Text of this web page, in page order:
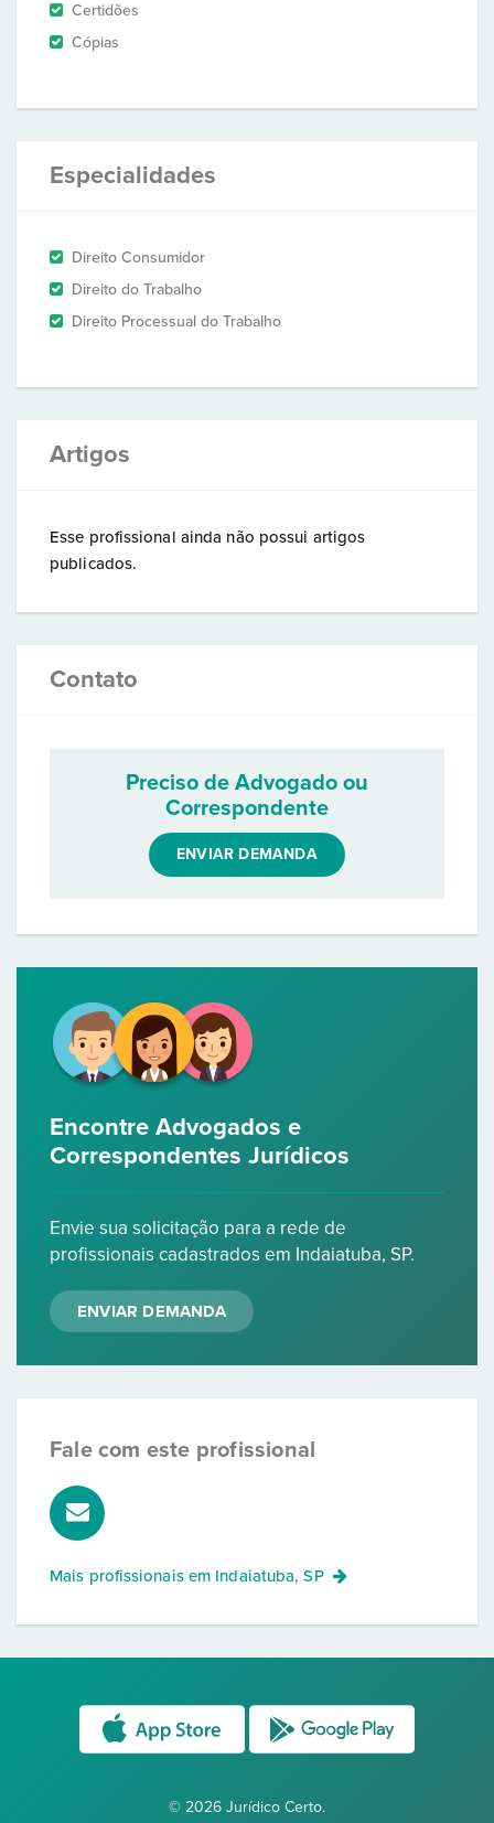
Certidões
Cópias
Especialidades
Direito Consumidor
Direito do Trabalho
Direito Processual do Trabalho
Artigos
Esse profissional ainda não possui artigos
publicados.
Contato
Preciso de Advogado ou
Correspondente
ENVIAR DEMANDA
Encontre Advogados e
Correspondentes Jurídicos
Envie sua solicitação para a rede de
profissionais cadastrados em Indaiatuba, SP.
ENVIAR DEMANDA
Fale com este profissional
Mais profissionais em Indaiatuba, SP
© 2026 Jurídico Certo.